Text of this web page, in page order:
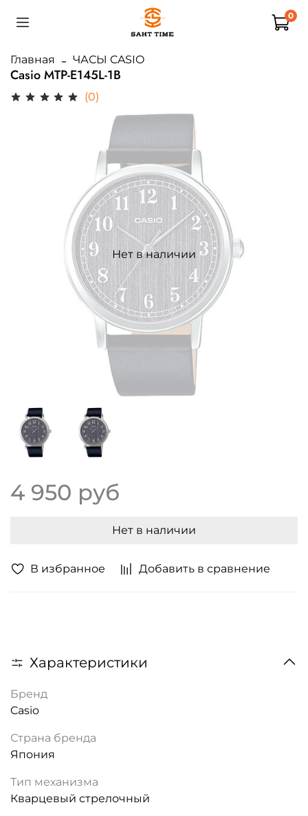
0
Главная ЧАСЫ CASIO
Casio MTP-E145L-1B
(0)
В избранное Добавить в сравнение
Нет в наличии
4 950 руб
Нет в наличии
Характеристики
Бренд
Casio
Страна бренда
Япония
Тип механизма
Кварцевый стрелочный